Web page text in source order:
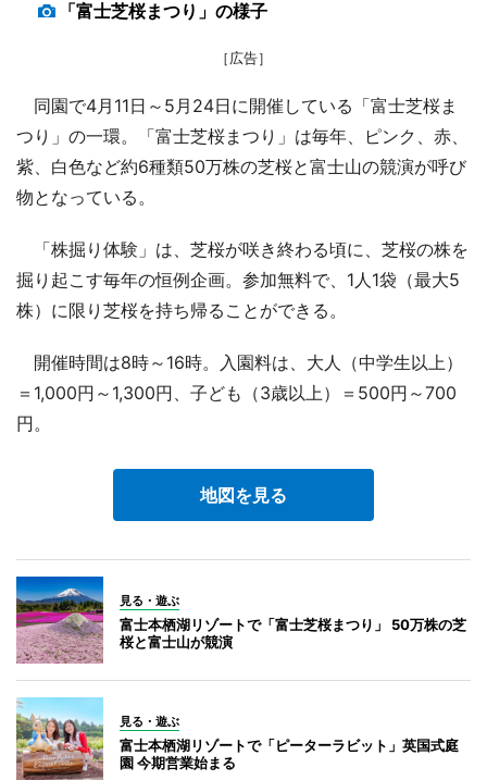
「富士芝桜まつり」の様子
［広告］
同園で4月11日～5月24日に開催している「富士芝桜ま
つり」の一環。「富士芝桜まつり」は毎年、ピンク、赤、
紫、白色など約6種類50万株の芝桜と富士山の競演が呼び
物となっている。
「株掘り体験」は、芝桜が咲き終わる頃に、芝桜の株を
掘り起こす毎年の恒例企画。参加無料で、1人1袋（最大5
株）に限り芝桜を持ち帰ることができる。
開催時間は8時～16時。入園料は、大人（中学生以上）
＝1,000円～1,300円、子ども（3歳以上）＝500円～700
円。
地図を見る
見る・遊ぶ
富士本栖湖リゾートで「富士芝桜まつり」 50万株の芝
桜と富士山が競演
見る・遊ぶ
富士本栖湖リゾートで「ピーターラビット」英国式庭
園 今期営業始まる